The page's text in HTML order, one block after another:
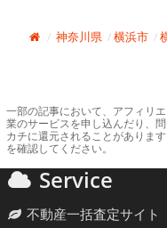
神奈川県 横浜市
一部の記事において、アフィリ
業のサービスを申し込んだり、
カチに還元されることがありま
を確認してください。
Service
不動産一括査定サイト